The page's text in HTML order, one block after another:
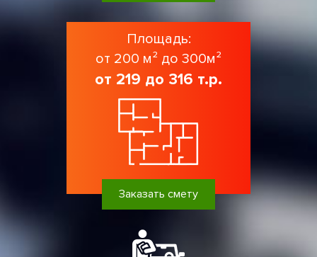
Площадь:
от 200 м² до 300м²
от 219 до 316 т.р.
Заказать смету